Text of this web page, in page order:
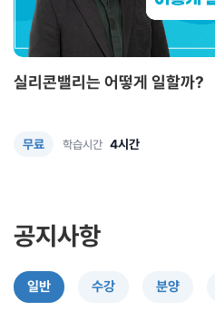
실리콘밸리는 어떻게 일할까?
무료 학습시간 4시간
공지사항
일반 수강 분양